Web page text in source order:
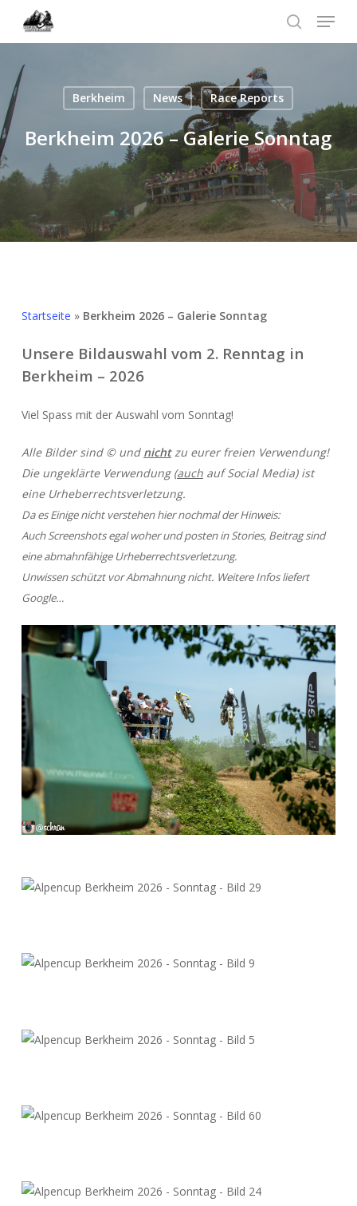
content
Menu
Berkheim News Race Reports
Berkheim 2026 – Galerie Sonntag
Startseite » Berkheim 2026 – Galerie Sonntag
Unsere Bildauswahl vom 2. Renntag in
Berkheim – 2026
Viel Spass mit der Auswahl vom Sonntag!
Alle Bilder sind © und nichtzu eurer freien Verwendung!
Die ungeklärte Verwendung (auchauf Social Media) ist
eine Urheberrechtsverletzung.
Da es Einige nicht verstehen hier nochmal der Hinweis:
Auch Screenshots egal woher und posten in Stories, Beitrag sind
eine abmahnfähige Urheberrechtsverletzung.
Unwissen schützt vor Abmahnung nicht. Weitere Infos liefert
Google…